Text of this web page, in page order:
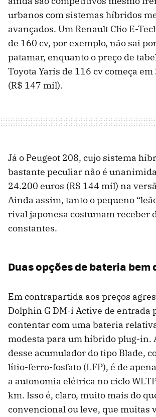
urbanos com sistemas híbridos
avançados. Um Renault Clio E-
de 160 cv, por exemplo, não sai
patamar, enquanto o preço de
Toyota Yaris de 116 cv começa
(R$ 147 mil).
Já o Peugeot 208, cujo sistema
bastante peculiar não é
24.200 euros (R$ 144 mil) na
Ainda assim, tanto o pequeno
rival japonesa costumam receber
constantes.
Duas opções de bateria bem
Em contrapartida aos preços
Dolphin G DM-i Active de entrada
contentar com uma bateria
modesta para um híbrido plug-in.
desse acumulador do tipo Blade,
lítio-ferro-fosfato (LFP), é de
a autonomia elétrica no ciclo
km. Isso é, claro, muito mais do
convencional ou leve, que muitas